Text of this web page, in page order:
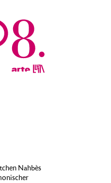
Nahbès